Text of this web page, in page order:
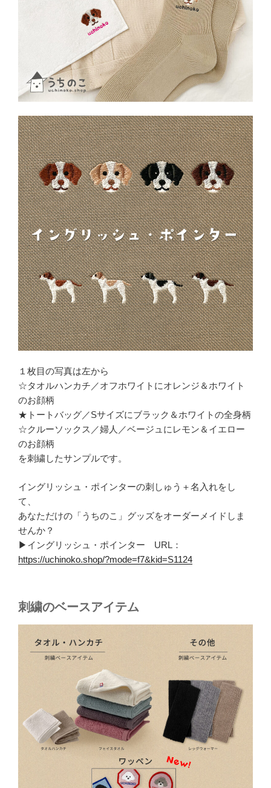
１枚目の写真は左から
☆タオルハンカチ／オフホワイトにオレンジ＆ホワイト
のお顔柄
★トートバッグ／Sサイズにブラック＆ホワイトの全身柄
☆クルーソックス／婦人／ベージュにレモン＆イエロー
のお顔柄
を刺繍したサンプルです。
イングリッシュ・ポインターの刺しゅう＋名入れをし
て、
あなただけの「うちのこ」グッズをオーダーメイドしま
せんか？
▶イングリッシュ・ポインター URL：
https://uchinoko.shop/?mode=f7&kid=S1124
刺繍のベースアイテム